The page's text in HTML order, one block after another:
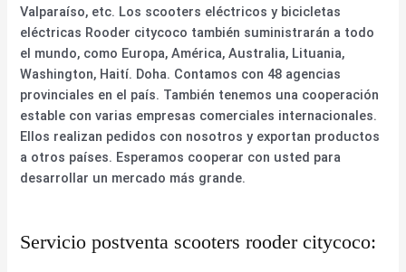
Valparaíso, etc. Los scooters eléctricos y bicicletas
eléctricas Rooder citycoco también suministrarán a todo
el mundo, como Europa, América, Australia, Lituania,
Washington, Haití. Doha. Contamos con 48 agencias
provinciales en el país. También tenemos una cooperación
estable con varias empresas comerciales internacionales.
Ellos realizan pedidos con nosotros y exportan productos
a otros países. Esperamos cooperar con usted para
desarrollar un mercado más grande.
Servicio postventa scooters rooder citycoco: